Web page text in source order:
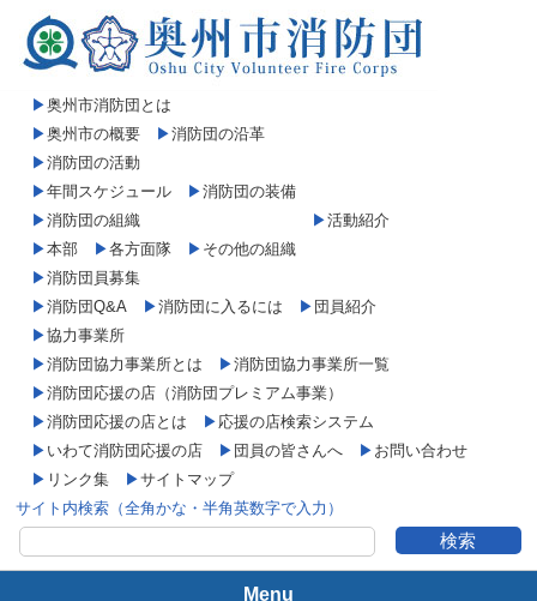
▶奥州市消防団とは
▶奥州市の概要 ▶消防団の沿革
▶消防団の活動
▶年間スケジュール ▶消防団の装備
▶消防団の組織
▶本部 ▶各方面隊 ▶ その他の組織
▶活動紹介
▶消防団員募集
▶消防団Q&A ▶消防団に入るには ▶ 団員紹介
▶協力事業所
▶消防団協力事業所とは ▶消防団協力事業所一覧
▶消防団応援の店（消防団プレミアム事業）
▶消防団応援の店とは ▶ 応援の店検索システム
▶ いわて消防団応援の店 ▶ 団員の皆さんへ ▶ お問い合わせ
▶ リンク集 ▶サイトマップ
サイト内検索（全角かな・半角英数字で入力）
Menu